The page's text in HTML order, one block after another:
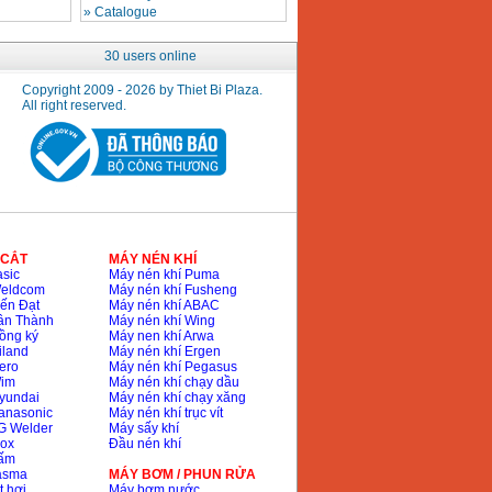
» Catalogue
30 users online
Copyright 2009 - 2026 by Thiet Bi Plaza.
All right reserved.
Đạt
Thành
ký
Welder
MÁY NÉN KHÍ
Máy nén khí Puma
Máy nén khí Fusheng
Máy nén khí ABAC
Máy nén khí Wing
Máy nen khí Arwa
Máy nén khí Ergen
Máy nén khí Pegasus
Máy nén khí chạy dầu
Máy nén khí chạy xăng
Máy nén khí trục vít
Máy sấy khí
Đầu nén khí
MÁY BƠM / PHUN RỬA